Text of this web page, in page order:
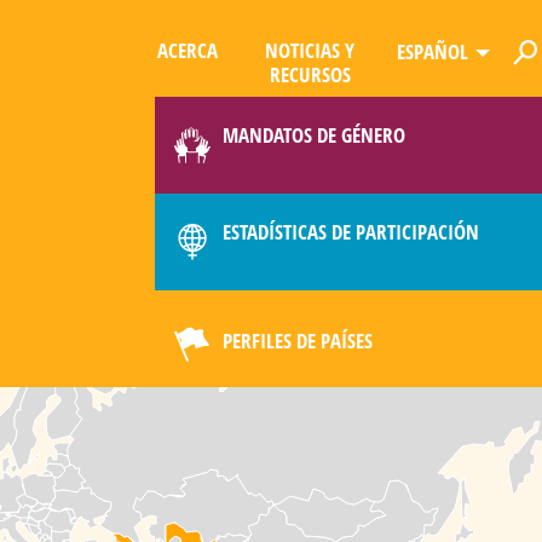
ACERCA
NOTICIAS Y
RECURSOS
ESPAÑOL
MANDATOS DE GÉNERO
ESTADÍSTICAS DE PARTICIPACIÓN
PERFILES DE PAÍSES